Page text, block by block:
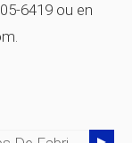
6419 ou en